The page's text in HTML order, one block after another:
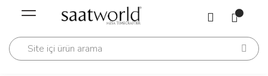
Geri Dön
Geri Dön